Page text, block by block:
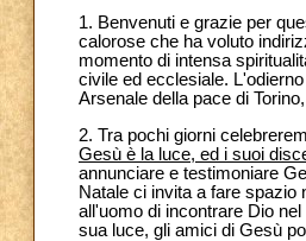
1. Benvenuti e grazie per
calorose che ha voluto
momento di intensa
civile ed ecclesiale.
Arsenale della pace di
2. Tra pochi giorni
Gesù è la luce, ed i suoi
annunciare e testimoniare
Natale ci invita a fare
all'uomo di incontrare Dio
sua luce, gli amici di Gesù